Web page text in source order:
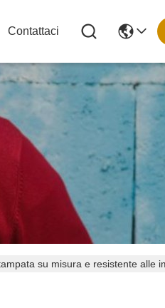
Contattaci
su misura e resistente alle